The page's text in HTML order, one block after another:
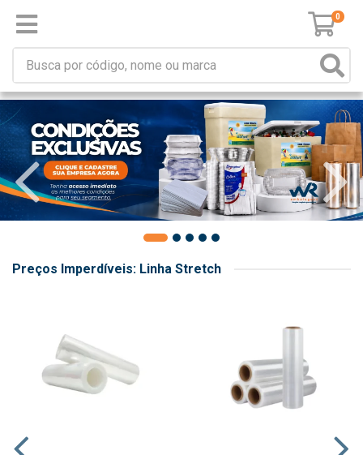
0
Preços Imperdíveis: Linha Stretch